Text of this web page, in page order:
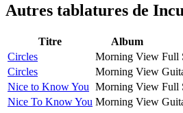
Autres tablatures de
Titre Album
Circles
Morning View Full
Circles
Morning View
Nice to Know You Morning View Full
Nice To Know You Morning View